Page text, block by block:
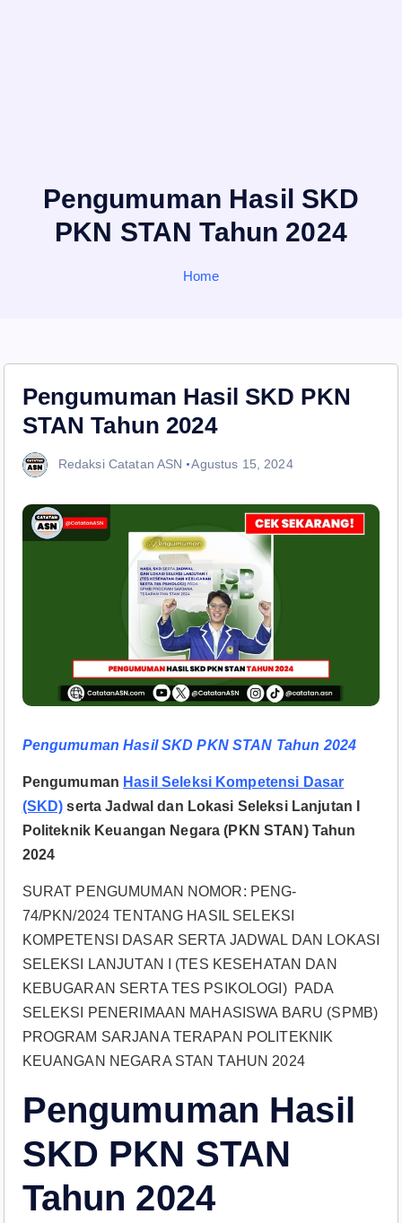
Pengumuman Hasil SKD
PKN STAN Tahun 2024
Home
Pengumuman Hasil SKD PKN
STAN Tahun 2024
Redaksi Catatan ASN Agustus 15, 2024
Pengumuman Hasil SKD PKN STAN Tahun 2024
Pengumuman Hasil Seleksi Kompetensi Dasar
(SKD) serta Jadwal dan Lokasi Seleksi Lanjutan I
Politeknik Keuangan Negara (PKN STAN) Tahun
2024
SURAT PENGUMUMAN NOMOR: PENG-
74/PKN/2024 TENTANG HASIL SELEKSI
KOMPETENSI DASAR SERTA JADWAL DAN LOKASI
SELEKSI LANJUTAN I (TES KESEHATAN DAN
KEBUGARAN SERTA TES PSIKOLOGI) PADA
SELEKSI PENERIMAAN MAHASISWA BARU (SPMB)
PROGRAM SARJANA TERAPAN POLITEKNIK
KEUANGAN NEGARA STAN TAHUN 2024
Pengumuman Hasil
SKD PKN STAN
Tahun 2024